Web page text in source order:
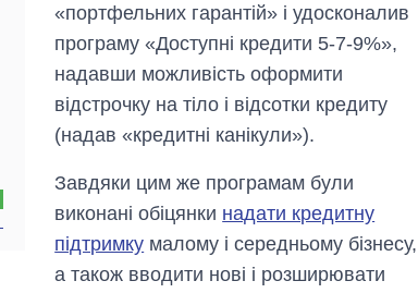
«портфельних гарантій» і удосконалив
програму «Доступні кредити 5-7-9%»,
надавши можливість оформити
відстрочку на тіло і відсотки кредиту
(надав «кредитні канікули»).
Завдяки цим же програмам були
виконані обіцянки надати кредитну
підтримку малому і середньому бізнесу,
а також вводити нові і розширювати